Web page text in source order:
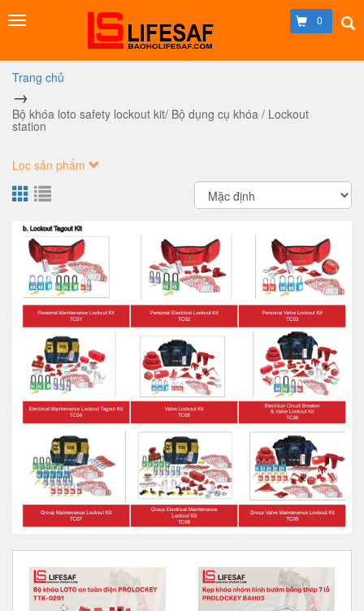
0
Trang chủ
Bộ khóa loto safety lockout kit/ Bộ dụng cụ khóa / Lockout
station
Lọc sản phẩm